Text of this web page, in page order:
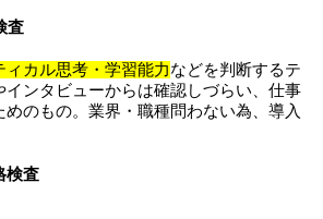
査
ィカル思考・学習能力などを判断するテ
インタビューからは確認しづらい、仕事
のもの。業界・職種問わない為、導入
検査